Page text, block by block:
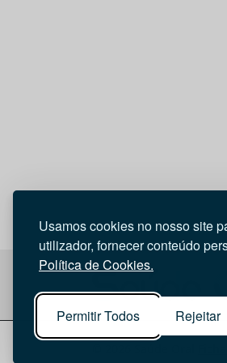
Usamos cookies no nosso site
utilizador, fornecer conteúdo
Política de Cookies.
Permitir Todos Rejeitar